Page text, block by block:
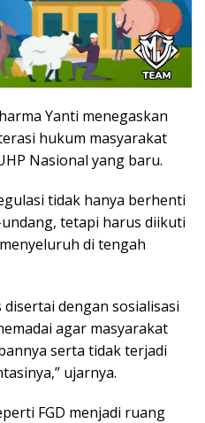
Yanti menegaskan
hukum masyarakat
Nasional yang baru.
tidak hanya berhenti
tetapi harus diikuti
di tengah
dengan sosialisasi
agar masyarakat
serta tidak terjadi
ujarnya.
FGD menjadi ruang